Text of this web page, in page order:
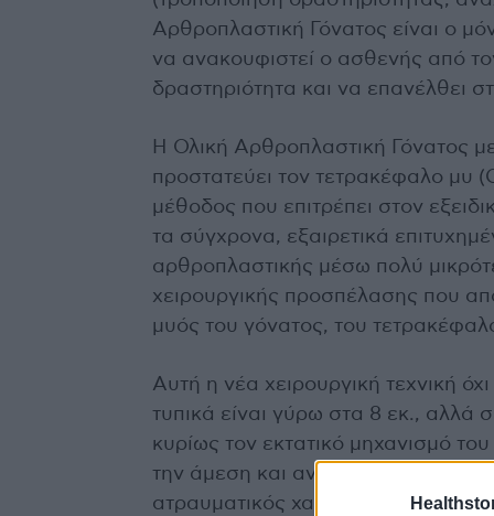
Αρθροπλαστική Γόνατος είναι ο
να ανακουφιστεί ο ασθενής από
δραστηριότητα και να επανέλθει
Η Ολική Αρθροπλαστική Γόνατος
προστατεύει τον τετρακέφαλο μυ
μέθοδος που επιτρέπει στον
τα σύγχρονα, εξαιρετικά
αρθροπλαστικής μέσω πολύ
χειρουργικής προσπέλασης που
μυός του γόνατος, του
Αυτή η νέα χειρουργική τεχνική
τυπικά είναι γύρω στα 8 εκ., αλλά
κυρίως τον εκτατικό μηχανισμό
την άμεση και ανώδυνη
ατραυματικός χαρακτήρας μιας